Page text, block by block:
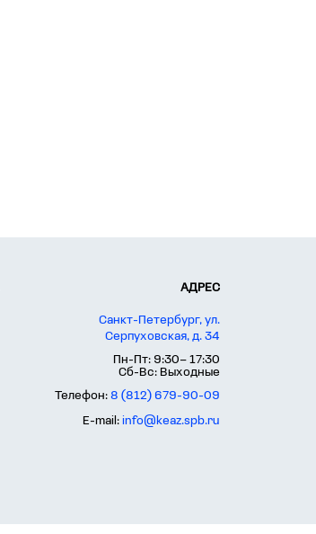
АДРЕС
Санкт-Петербург, ул.
Серпуховская, д. 34
Пн-Пт: 9:30– 17:30
Сб-Вс: Выходные
Телефон: 8 (812) 679-90-09
E-mail: info@keaz.spb.ru